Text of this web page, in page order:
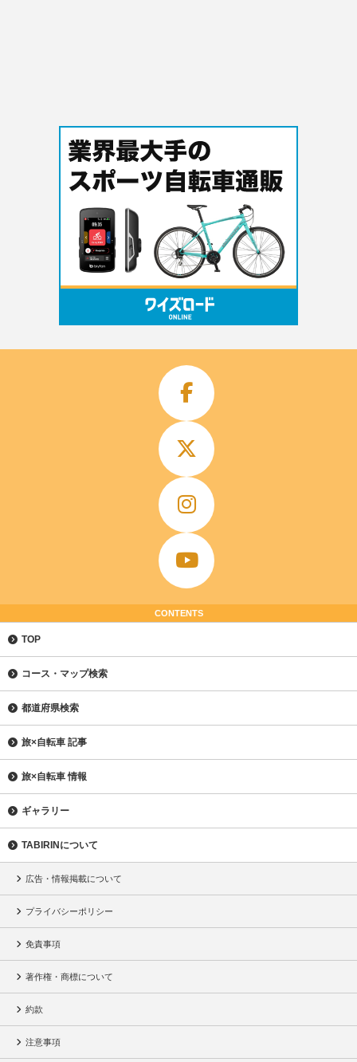
CONTENTS
TOP
コース・マップ検索
都道府県検索
旅×自転車 記事
旅×自転車 情報
ギャラリー
TABIRINについて
広告・情報掲載について
プライバシーポリシー
免責事項
著作権・商標について
約款
注意事項